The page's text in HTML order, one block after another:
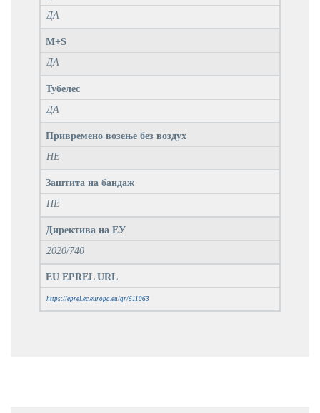
ДА
M+S
ДА
Тубелес
ДА
Привремено возење без воздух
НЕ
Заштита на бандаж
НЕ
Директива на ЕУ
2020/740
EU EPREL URL
https://eprel.ec.europa.eu/qr/611063